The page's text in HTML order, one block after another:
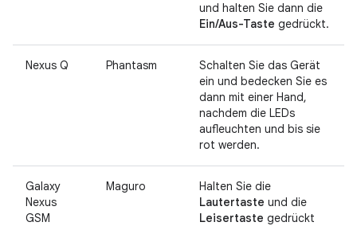
und halten Sie dann die
Ein/Aus-Taste gedrückt.
Nexus Q Phantasm
Schalten Sie das Gerät
ein und bedecken Sie es
dann mit einer Hand,
nachdem die LEDs
aufleuchten und bis sie
rot werden.
Galaxy
Nexus
GSM
Maguro
Halten Sie die
Lautertaste und die
Leisertaste gedrückt